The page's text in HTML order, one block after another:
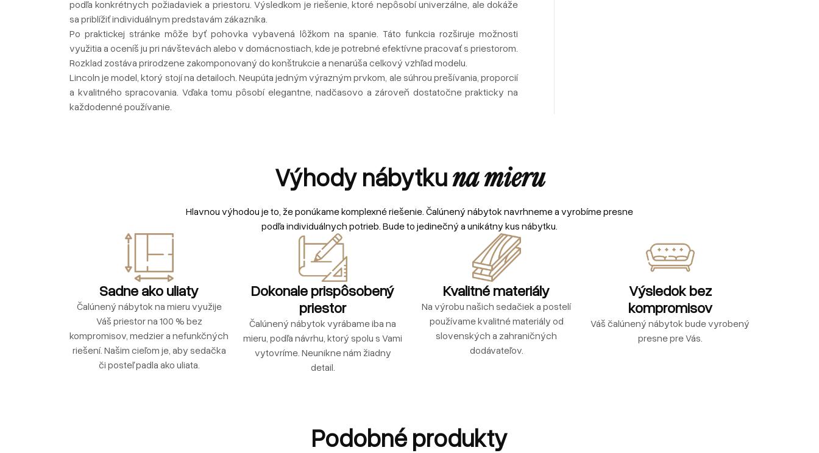
podľa konkrétnych požiadaviek a priestoru. Výsledkom je riešenie, ktoré nepôsobí univerzálne, ale dokáže
sa priblížiť individuálnym predstavám zákazníka.
Po praktickej stránke môže byť pohovka vybavená lôžkom na spanie. Táto funkcia rozširuje možnosti
využitia a oceníš ju pri návštevách alebo v domácnostiach, kde je potrebné efektívne pracovať s priestorom.
Rozklad zostáva prirodzene zakomponovaný do konštrukcie a nenarúša celkový vzhľad modelu.
Lincoln je model, ktorý stojí na detailoch. Neupúta jedným výrazným prvkom, ale súhrou prešívania, proporcií
a kvalitného spracovania. Vďaka tomu pôsobí elegantne, nadčasovo a zároveň dostatočne prakticky na
každodenné používanie.
Výhody nábytkuna mieru
Hlavnou výhodou je to, že ponúkame komplexné riešenie. Čalúnený nábytok navrhneme a vyrobíme presne
podľa individuálnych potrieb. Bude to jedinečný a unikátny kus nábytku.
Sadne ako uliaty
Čalúnený nábytok na mieru využije
Váš priestor na 100 % bez
kompromisov, medzier a nefunkčných
riešení. Našim cieľom je, aby sedačka
či posteľ padla ako uliata.
Dokonale prispôsobený
priestor
Čalúnený nábytok vyrábame iba na
mieru, podľa návrhu, ktorý spolu s Vami
vytovríme. Neunikne nám žiadny
detail.
Kvalitné materiály
Na výrobu našich sedačiek a postelí
používame kvalitné materiály od
slovenských a zahraničných
dodávateľov.
Výsledok bez
kompromisov
Váš čalúnený nábytok bude vyrobený
presne pre Vás.
Podobné produkty